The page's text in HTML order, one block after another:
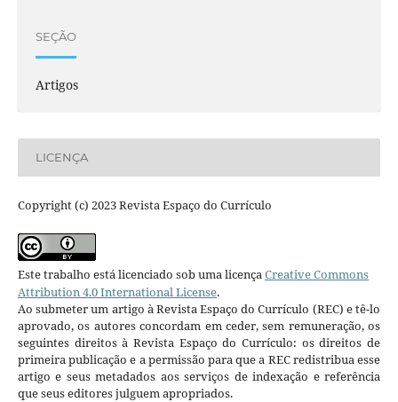
SEÇÃO
Artigos
LICENÇA
Copyright (c) 2023 Revista Espaço do Currículo
Este trabalho está licenciado sob uma licençaCreative Commons
Attribution 4.0 International License.
Ao submeter um artigo à Revista Espaço do Currículo (REC) e tê-lo
aprovado, os autores concordam em ceder, sem remuneração, os
seguintes direitos à Revista Espaço do Currículo: os direitos de
primeira publicação e a permissão para que a REC redistribua esse
artigo e seus metadados aos serviços de indexação e referência
que seus editores julguem apropriados.